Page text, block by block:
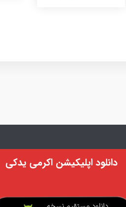
دانلود اپلیکیشن اکرمی یدکی